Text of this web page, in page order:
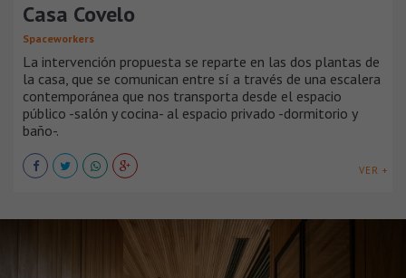
Casa Covelo
Spaceworkers
La intervención propuesta se reparte en las dos plantas de
la casa, que se comunican entre sí a través de una escalera
contemporánea que nos transporta desde el espacio
público -salón y cocina- al espacio privado -dormitorio y
baño-.
VER +